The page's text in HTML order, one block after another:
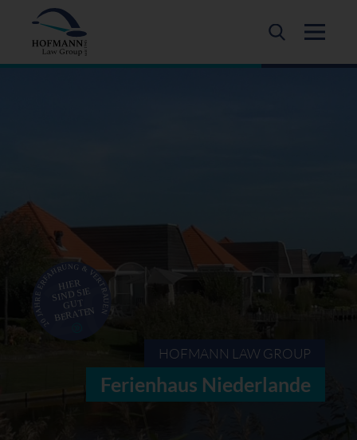
HOFMANN LAW GROUP
Ferienhaus Niederlande